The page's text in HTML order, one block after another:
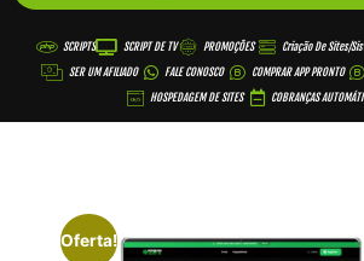
SCRIPTS SCRIPT DE TV PROMOÇÕES Criação De Sites/
SER UM AFILIADO
FALE CONOSCO COMPRAR APP PRONTO
HOSPEDAGEM DE SITES
COBRANÇAS
Oferta!